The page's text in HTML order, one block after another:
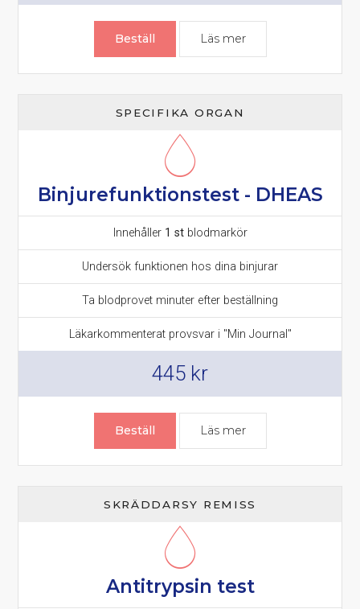
Beställ Läs merom Lever &
SPECIFIKA ORGAN
Binjurefunktionstest - DHEAS
Innehåller 1 st blodmarkör
Undersök funktionen hos dina binjurar
Ta blodprovet minuter efter beställning
Läkarkommenterat provsvar i "Min Journal"
445 kr
Beställ Läs merom DHEAS prov –
SKRÄDDARSY REMISS
Antitrypsin test